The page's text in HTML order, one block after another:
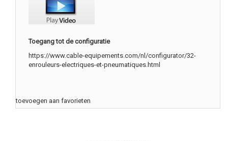
Toegang tot de configuratie
https://www.cable-equipements.com/nl/configurator/32-
enrouleurs-electriques-et-pneumatiques.html
toevoegen aan favorieten